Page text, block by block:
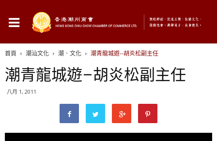
首頁 潮汕文化 潮．文化 潮青龍城遊--胡炎松副主任
潮青龍城遊–胡炎松副主任
八月 1, 2011